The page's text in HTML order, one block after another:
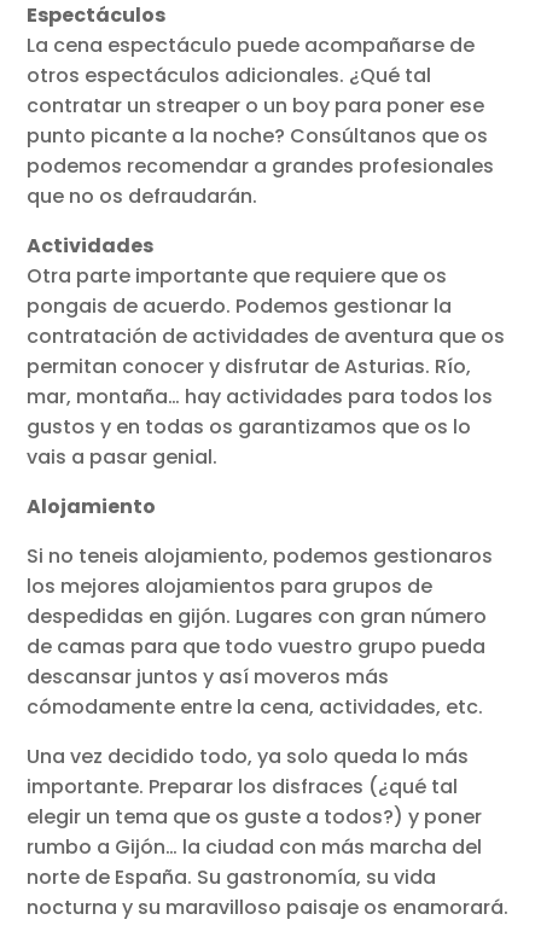
Espectáculos
La cena espectáculo puede acompañarse de
otros espectáculos adicionales. ¿Qué tal
contratar un streaper o un boy para poner ese
punto picante a la noche? Consúltanos que os
podemos recomendar a grandes profesionales
que no os defraudarán.
Actividades
Otra parte importante que requiere que os
pongais de acuerdo. Podemos gestionar la
contratación de actividades de aventura que os
permitan conocer y disfrutar de Asturias. Río,
mar, montaña… hay actividades para todos los
gustos y en todas os garantizamos que os lo
vais a pasar genial.
Alojamiento
Si no teneis alojamiento, podemos gestionaros
los mejores alojamientos para grupos de
despedidas en gijón. Lugares con gran número
de camas para que todo vuestro grupo pueda
descansar juntos y así moveros más
cómodamente entre la cena, actividades, etc.
Una vez decidido todo, ya solo queda lo más
importante. Preparar los disfraces (¿qué tal
elegir un tema que os guste a todos?) y poner
rumbo a Gijón… la ciudad con más marcha del
norte de España. Su gastronomía, su vida
nocturna y su maravilloso paisaje os enamorará.